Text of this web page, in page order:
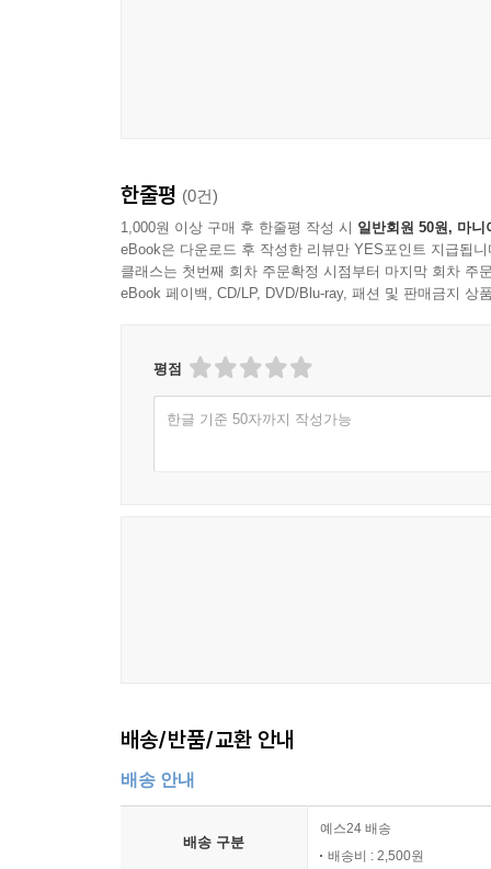
한줄평 (0건)
1,000원 이상 구매 후 한줄평 작성 시 일반회원 50원, 마니
eBook은 다운로드 후 작성한 리뷰만 YES포인트 지급됩니
클래스는 첫번째 회차 주문확정 시점부터 마지막 회차 주
eBook 페이백, CD/LP, DVD/Blu-ray, 패션 및 판매금지 상
평점
한글 기준 50자까지 작성가능
배송/반품/교환 안내
배송 안내
배송 구분
예스24 배송
배송비 : 2,500원